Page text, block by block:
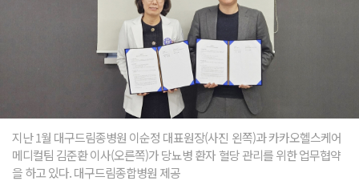
지난 1월 대구드림종병원 이순정 대표원장(사진 왼쪽)과 카카오헬스케어
메디컬팀 김준환 이사(오른쪽)가 당뇨병 환자 혈당 관리를 위한 업무협약
을 하고 있다. 대구드림종합병원 제공